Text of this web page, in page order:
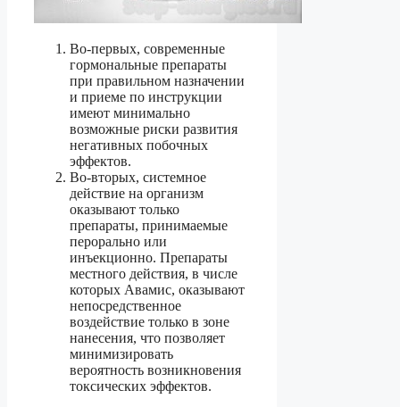
Во-первых, современные
гормональные препараты
при правильном назначении
и приеме по инструкции
имеют минимально
возможные риски развития
негативных побочных
эффектов.
Во-вторых, системное
действие на организм
оказывают только
препараты, принимаемые
перорально или
инъекционно. Препараты
местного действия, в числе
которых Авамис, оказывают
непосредственное
воздействие только в зоне
нанесения, что позволяет
минимизировать
вероятность возникновения
токсических эффектов.